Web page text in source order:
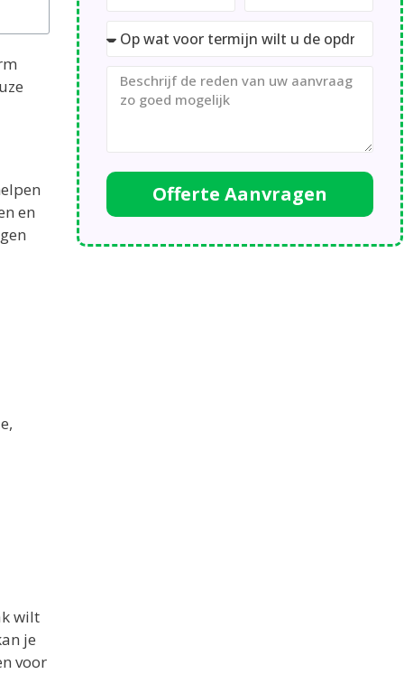
en
wilt
je
voor
Offerte Aanvragen